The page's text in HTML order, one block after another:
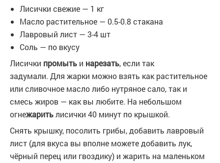
Лисички свежие — 1 кг
Масло растительное — 0.5-0.8 стакана
Лавровый лист — 3-4 шт
Соль — по вкусу
Лисички промыть и нарезать, если так
задумали. Для жарки можно взять как растительное
или сливочное масло либо нутряное сало, так и
смесь жиров — как вы любите. На небольшом
огнежаритьлисички 40 минут по крышкой.
Снять крышку, посолить грибы, добавить лавровый
лист (для вкуса вы вполне можете добавить лук,
чёрный перец или гвоздику) и жарить на маленьком